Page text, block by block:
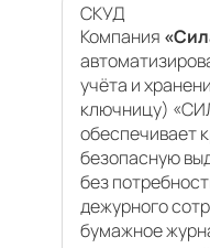
СКУД
Компания
учёта и
ключницу)
обеспечивает
безопасную
без
дежурного
бумажное